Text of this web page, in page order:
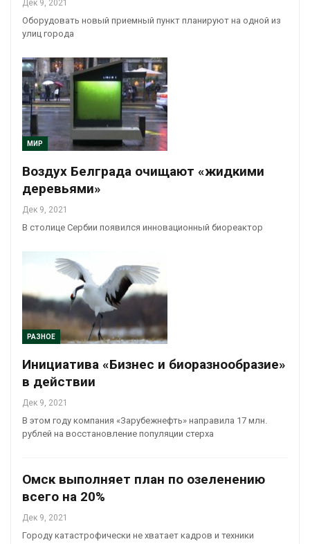
Дек 9, 2021
Оборудовать новый приемный пункт планируют на одной из
улиц города
МИР
Воздух Белграда очищают «жидкими
деревьями»
Дек 9, 2021
В столице Сербии появился инновационный биореактор
РАЗНОЕ
Инициатива «Бизнес и биоразнообразие»
в действии
Дек 9, 2021
В этом году компания «Зарубежнефть» направила 17 млн.
рублей на восстановление популяции стерха
Омск выполняет план по озеленению
всего на 20%
Дек 9, 2021
Городу катастрофически не хватает кадров и техники